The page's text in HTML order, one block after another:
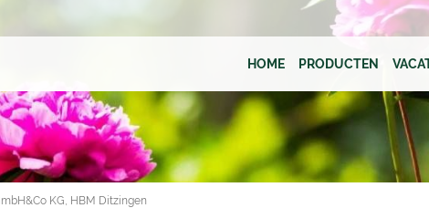
KG, HBM Ditzingen
HOME PRODUCTEN